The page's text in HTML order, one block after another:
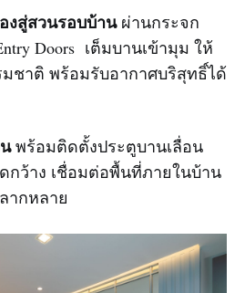
งสู่สวนรอบบ้านผ่านกระจก
Doors เต็มบานเข้ามุม ให้
ชาติ พร้อมรับอากาศบริสุทธิ์ได้
พร้อมติดตั้งประตูบานเลื่อน
กว้าง เชื่อมต่อพื้นที่ภายในบ้าน
ากหลาย